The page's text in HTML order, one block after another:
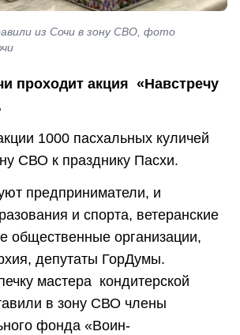
из Сочи в зону СВО, фото
проходит акция «Навстречу
1000 пасхальных куличей
СВО к празднику Пасхи.
предприниматели, и
и спорта, ветеранские
общественные организации,
депутаты ГорДумы.
мастера кондитерской
в зону СВО члены
фонда «Воин-